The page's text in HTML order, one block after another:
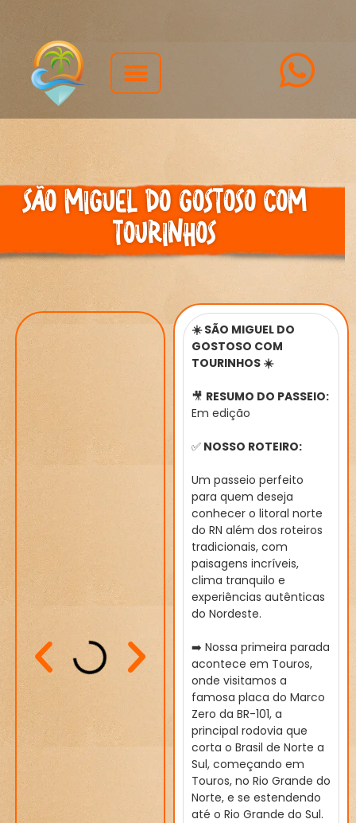
São Miguel do Gostoso com
Tourinhos
☀️ SÃO MIGUEL DO
GOSTOSO COM
TOURINHOS ☀️
🎥 RESUMO DO PASSEIO:
Em edição
✅NOSSO ROTEIRO:
Um passeio perfeito
para quem deseja
conhecer o litoral norte
do RN além dos roteiros
tradicionais, com
paisagens incríveis,
clima tranquilo e
experiências autênticas
do Nordeste.
➡️ Nossa primeira parada
acontece em Touros,
onde visitamos a
famosa placa do Marco
Zero da BR-101, a
principal rodovia que
corta o Brasil de Norte a
Sul, começando em
Touros, no Rio Grande do
Norte, e se estendendo
até o Rio Grande do Sul.